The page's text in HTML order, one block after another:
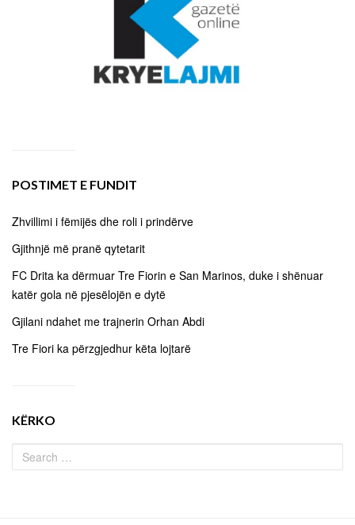
POSTIMET E FUNDIT
Zhvillimi i fëmijës dhe roli i prindërve
Gjithnjë më pranë qytetarit
FC Drita ka dërmuar Tre Fiorin e San Marinos, duke i shënuar
katër gola në pjesëlojën e dytë
Gjilani ndahet me trajnerin Orhan Abdi
Tre Fiori ka përzgjedhur këta lojtarë
KËRKO